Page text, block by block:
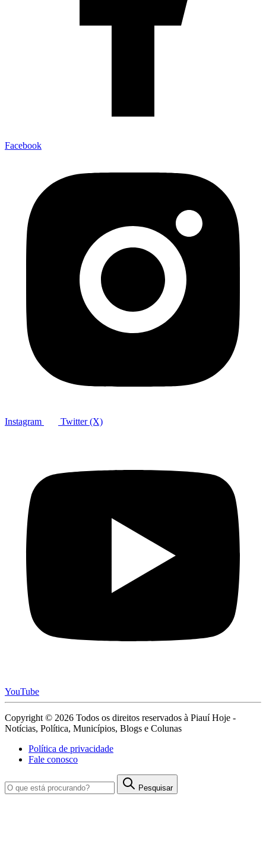
Facebook
Instagram Twitter (X)
YouTube
Copyright © 2026 Todos os direitos reservados à Piauí Hoje -
Notícias, Política, Municípios, Blogs e Colunas
Política de privacidade
Fale conosco
Pesquisar